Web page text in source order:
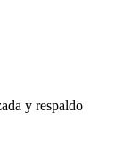
y respaldo